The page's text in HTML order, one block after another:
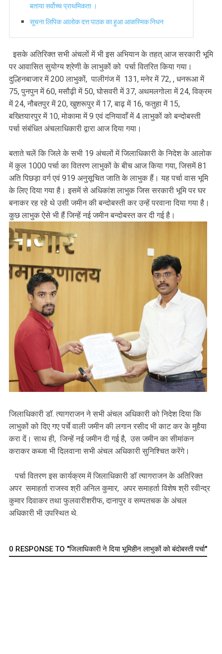
बताया सर्वोच्च प्राथमिकता ।
सूचना लिपिक आलोक दत्त पाठक का हुआ आकस्मिक निधन
इसके अतिरिक्त सभी अंचलों में भी इस अभियान के तहत् आज सरकारी भूमि
पर आवासित सुयोग्य श्रेणी के लाभुकों को पर्चा वितरित किया गया।
दुल्हिनबाजार में 200 लाभुकों, पालीगंज में 131, मनेर में 72, , धनरूआ में
75, पुनपुन में 60, मसौढ़ी में 50, घोसवरी में 37, अथमलगोला में 24, विक्रम
में 24, नौबतपुर में 20, खुशरूपुर में 17, बाढ़ में 16, फतुहा में 15,
बख्तियारपुर में 10, मोकामा में 9 एवं दनियावाँ में 4 लाभुकों को बन्दोबस्ती
पर्चा संबंधित अंचलाधिकारी द्वारा आज दिया गया।
बताते चलें कि जिले के सभी 19 अंचलों में जिलाधिकारी के निदेश के आलोक
में कुल 1000 पर्चा का वितरण लाभुकों के बीच आज किया गया, जिसमें 81
अति पिछड़ा वर्ग एवं 919 अनुसूचित जाति के लाभुक हैं। यह पर्चा वास भूमि
के लिए दिया गया है। इसमें से अधिकांश लाभुक जिस सरकारी भूमि पर घर
बनाकर रह रहे थे उसी जमीन की बन्दोबस्ती कर उन्हें परवाना दिया गया है।
कुछ लाभुक ऐसे भी हैं जिन्हें नई जमीन बन्दोबस्त कर दी गई है।
जिलाधिकारी डॉ. त्यागराजन ने सभी अंचल अधिकारी को निदेश दिया कि
लाभुकों को दिए गए पर्चे वाली जमीन की लगान रसीद भी काट कर के मुहैया
करा दें। साथ ही, जिन्हें नई जमीन दी गई है, उस जमीन का सीमांकन
कराकर कब्जा भी दिलवाना सभी अंचल अधिकारी सुनिश्चित करेंगे।
पर्चा वितरण इस कार्यक्रम में जिलाधिकारी डॉ त्यागराजन के अतिरिक्त
अपर समाहर्ता राजस्व श्री अनिल कुमार, अपर समाहर्ता विशेष श्री रवीन्द्र
कुमार दिवाकर तथा फुलवारीशरीफ, दानापुर व सम्पतचक के अंचल
अधिकारी भी उपस्थित थे.
0 RESPONSE TO "जिलाधिकारी ने दिया भूमिहीन लाभुकों को बंदोबस्ती पर्चा"